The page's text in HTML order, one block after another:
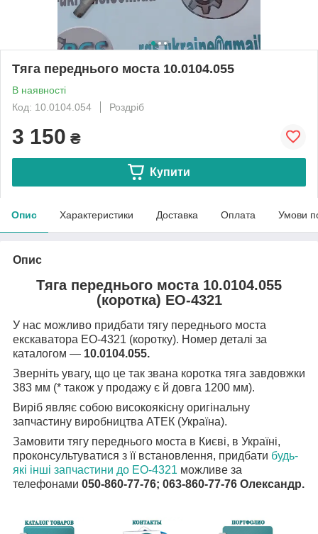
Тяга переднього моста 10.0104.055
В наявності
Код: 10.0104.054
Роздріб
3 150 ₴
Купити
Опис Характеристики Доставка Оплата Умови
Опис
Тяга переднього моста 10.0104.055
(коротка) ЕО-4321
У нас можливо придбати тягу переднього моста
екскаватора ЕО-4321 (коротку). Номер деталі за
каталогом — 10.0104.055.
Зверніть увагу, що це так звана коротка тяга завдовжки
383 мм (* також у продажу є й довга 1200 мм).
Виріб являє собою високоякісну оригінальну
запчастину виробництва АТЕК (Україна).
Замовити тягу переднього моста в Києві, в Україні,
проконсультуватися з її встановлення, придбати будь-
які інші запчастини до ЕО-4321 можливе за
телефонами 050-860-77-76; 063-860-77-76 Олександр.